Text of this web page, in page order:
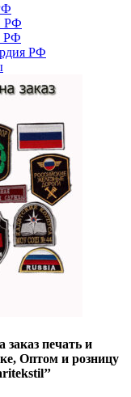
РФ
РФ
РФ
печать и
Оптом и розницу